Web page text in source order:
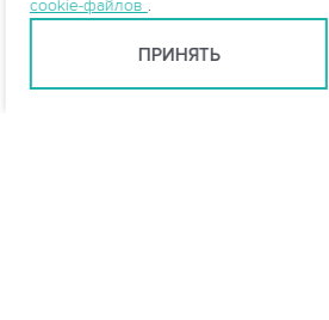
cookie-файлов .
ПРИНЯТЬ